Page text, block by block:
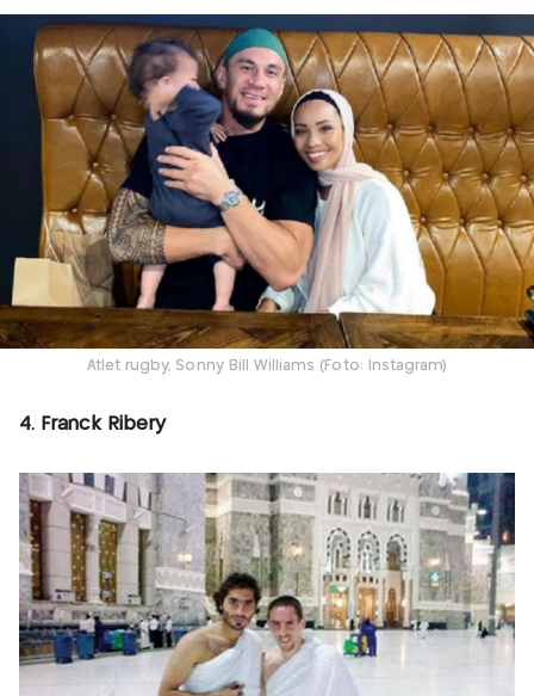
Atlet rugby, Sonny Bill Williams (Foto: Instagram)
4. Franck Ribery